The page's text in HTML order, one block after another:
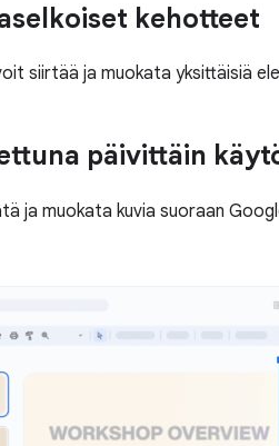
kehotteet
siirtää ja muokata yksittäisiä
päivittäin
ja muokata kuvia suoraan